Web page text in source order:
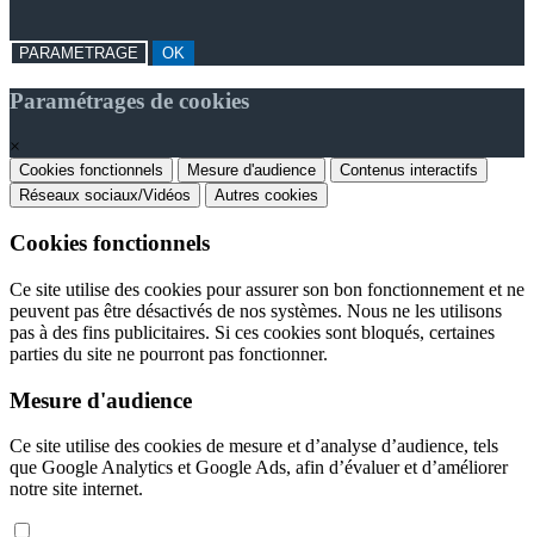
PARAMETRAGE OK
Paramétrages de cookies
×
Cookies fonctionnels Mesure d'audience
Contenus interactifs
Réseaux sociaux/Vidéos
Autres cookies
Cookies fonctionnels
Ce site utilise des cookies pour assurer son bon fonctionnement et ne
peuvent pas être désactivés de nos systèmes. Nous ne les utilisons
pas à des fins publicitaires. Si ces cookies sont bloqués, certaines
parties du site ne pourront pas fonctionner.
Mesure d'audience
Ce site utilise des cookies de mesure et d’analyse d’audience, tels
que Google Analytics et Google Ads, afin d’évaluer et d’améliorer
notre site internet.